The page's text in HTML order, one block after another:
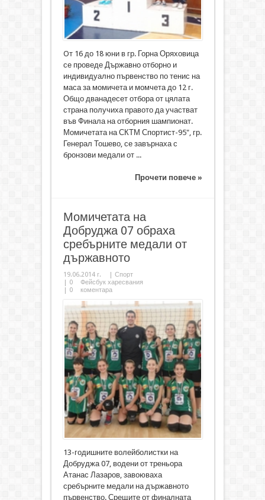
Oт 16 до 18 юни в гр. Горна Оряховица
се проведе Държавно отборно и
индивидуално първенство по тенис на
маса за момичета и момчета до 12 г.
Общо дванадесет отбора от цялата
страна получиха правото да участват
във Финала на отборния шампионат.
Момичетата на СКТМ Спортист-95", гр.
Генерал Тошево, се завърнаха с
бронзови медали от ...
Прочети повече »
Момичетата на
Добруджа 07 обраха
сребърните медали от
държавното
19.06.2014 г. | Спорт
| 0
Фейсбук харесвания
| 0 коментара
13-годишните волейболистки на
Добруджа 07, водени от треньора
Атанас Лазаров, завоюваха
сребърните медали на държавното
първенство. Срещите от финалната